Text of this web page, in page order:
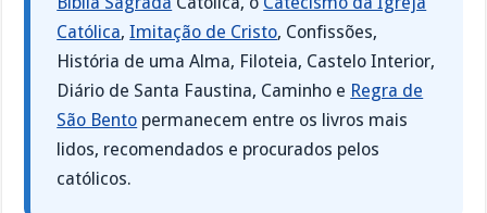
Católica,Imitação de Cristo, Confissões,
História de uma Alma, Filoteia, Castelo Interior,
Diário de Santa Faustina, Caminho e Regra de
São Bento permanecem entre os livros mais
lidos, recomendados e procurados pelos
católicos.